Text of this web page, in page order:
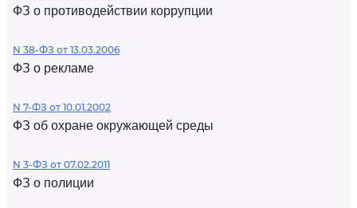
ФЗ о противодействии коррупции
N 38-ФЗ от 13.03.2006
ФЗ о рекламе
N 7-ФЗ от 10.01.2002
ФЗ об охране окружающей среды
N 3-ФЗ от 07.02.2011
ФЗ о полиции